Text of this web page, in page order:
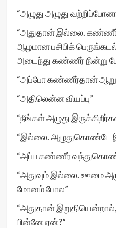
“அழுது அழுது
“அதுதான் இல்லை.
ஆழமான பசிபிக்
அடைந்து கண்ணீர் நின்று
“அப்போ கண்ணீர்தான்
“அதிலென்ன வியப்பு”
“நீங்கள் அழுது
“இல்லை. அழுதுகொண்டே
“அப்ப கண்ணீர்
“அதுவும் இல்லை. ஊமை
மோனம் போல”
“அதுதான்
பின்னே ஏன்?”